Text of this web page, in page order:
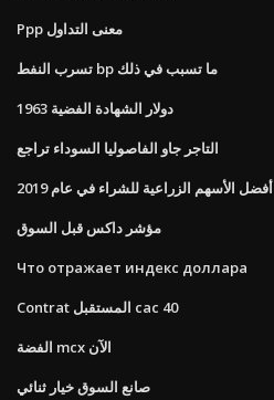
Ppp معنى التداول
تسرب النفط bp ما تسبب في ذلك
1963 دولار الشهادة الفضية
التاجر جاو الفاصوليا السوداء تراجع
أفضل الأسهم الزراعية للشراء في عام 2019
مؤشر داكس قبل السوق
Что отражает индекс доллара
Contrat المستقبل cac 40
الفضة mcx الآن
صانع السوق خيار ثنائي